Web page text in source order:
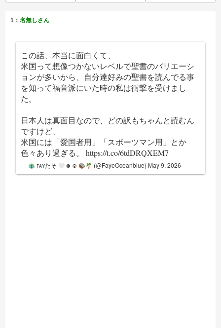
1：名無しさん
この話、本当に面白くて、
米国って想像つかないレベルで聖書のバリエーシ
ョンが多いから、自分達好みの聖書を読んでる事
を知って福音派にいた時の私は衝撃を受けまし
た。
日本人は真面目なので、どの訳もちゃんと読むん
ですけど、
米国には「愛国者用」「スポーツマン用」とか
色々あり過ぎる。https://t.co/6tdDRQXEM7
— ꜰᴀʏたそ ☻☺︎ (@FayeOceanblue) May 9, 2026